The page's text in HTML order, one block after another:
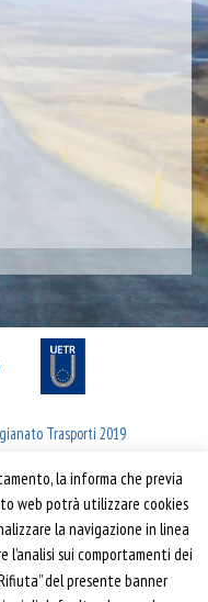
Trasporti 2019
| 00184 Roma
la informa che previa
web potrà utilizzare cookies
la navigazione in linea
sui comportamenti dei
del presente banner